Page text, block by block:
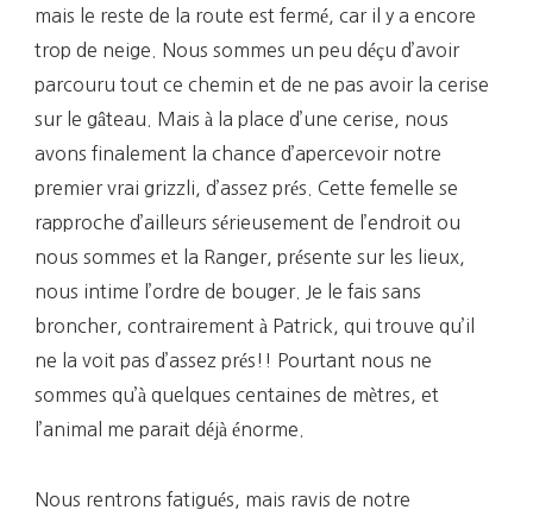
mais le reste de la route est fermé, car il y a encore
trop de neige. Nous sommes un peu déçu d’avoir
parcouru tout ce chemin et de ne pas avoir la cerise
sur le gâteau. Mais à la place d’une cerise, nous
avons finalement la chance d’apercevoir notre
premier vrai grizzli, d’assez prés. Cette femelle se
rapproche d’ailleurs sérieusement de l’endroit ou
nous sommes et la Ranger, présente sur les lieux,
nous intime l’ordre de bouger. Je le fais sans
broncher, contrairement à Patrick, qui trouve qu’il
ne la voit pas d’assez prés!! Pourtant nous ne
sommes qu’à quelques centaines de mètres, et
l’animal me parait déjà énorme.
Nous rentrons fatigués, mais ravis de notre